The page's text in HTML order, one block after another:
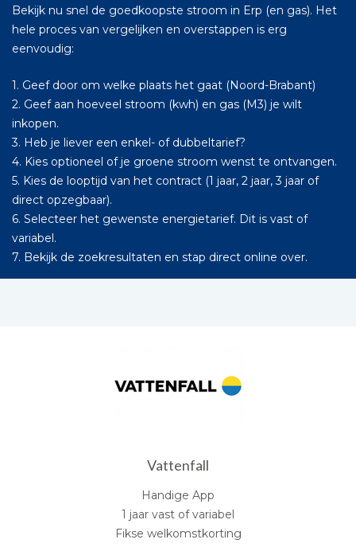
Bekijk nu snel de goedkoopste stroom in Erp (en gas). Het
hele proces van vergelijken en overstappen is erg
eenvoudig:
1. Geef door om welke plaats het gaat (Noord-Brabant)
2. Geef aan hoeveel stroom (kwh) en gas (M3) je wilt
inkopen.
3. Heb je liever een enkel- of dubbeltarief?
4. Kies optioneel of je groene stroom wenst te ontvangen.
5. Kies de looptijd van het contract (1 jaar, 2 jaar, 3 jaar of
direct opzegbaar).
6. Selecteer het gewenste energietarief. Dit is vast of
variabel.
7. Bekijk de zoekresultaten en stap direct online over.
Vattenfall
Handige App
1 jaar vast of variabel
Fikse welkomstkorting